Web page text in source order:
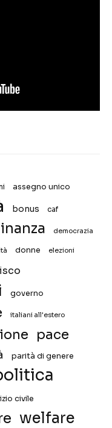
assegno unico
bonus caf
democrazia
donne elezioni
governo
italiani all'estero
pace
parità di genere
civile
welfare